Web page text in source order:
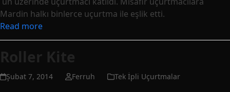
Mardin halkı binlerce uçurtma ile eşlik etti.
Read more
Roller Kite
Şubat 7, 2014 Ferruh Tek İpli Uçurtmalar